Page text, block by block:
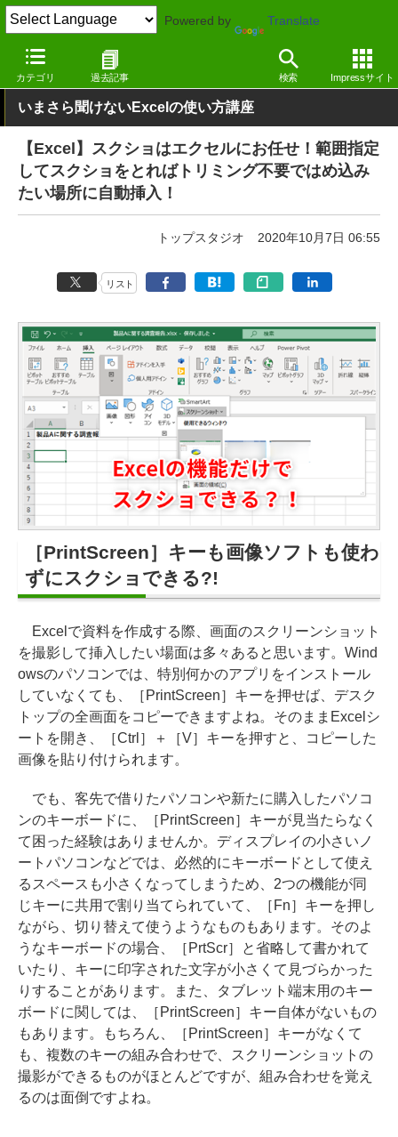
Powered by Translate
カテゴリ 過去記事 検索 Impressサイト
窓の杜 オフィス・ドキュメント Windows
いまさら聞けないExcelの使い方講座
【Excel】スクショはエクセルにお任せ！範囲指定
してスクショをとればトリミング不要ではめ込み
たい場所に自動挿入！
トップスタジオ 2020年10月7日 06:55
リスト
［PrintScreen］キーも画像ソフトも使わ
ずにスクショできる?!
Excelで資料を作成する際、画面のスクリーンショット
を撮影して挿入したい場面は多々あると思います。Wind
owsのパソコンでは、特別何かのアプリをインストール
していなくても、［PrintScreen］キーを押せば、デスク
トップの全画面をコピーできますよね。そのままExcelシ
ートを開き、［Ctrl］＋［V］キーを押すと、コピーした
画像を貼り付けられます。
でも、客先で借りたパソコンや新たに購入したパソコ
ンのキーボードに、［PrintScreen］キーが見当たらなく
て困った経験はありませんか。ディスプレイの小さいノ
ートパソコンなどでは、必然的にキーボードとして使え
るスペースも小さくなってしまうため、2つの機能が同
じキーに共用で割り当てられていて、［Fn］キーを押し
ながら、切り替えて使うようなものもあります。そのよ
うなキーボードの場合、［PrtScr］と省略して書かれて
いたり、キーに印字された文字が小さくて見づらかった
りすることがあります。また、タブレット端末用のキー
ボードに関しては、［PrintScreen］キー自体がないもの
もあります。もちろん、［PrintScreen］キーがなくて
も、複数のキーの組み合わせで、スクリーンショットの
撮影ができるものがほとんどですが、組み合わせを覚え
るのは面倒ですよね。